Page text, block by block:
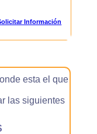
Información
esta el que
las siguientes